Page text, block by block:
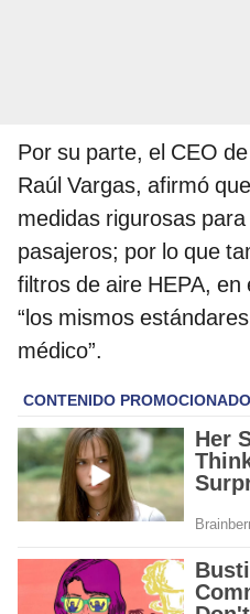
Por su parte, el CEO
Raúl Vargas, afirmó
medidas rigurosas
pasajeros; por lo que
filtros de aire HEPA,
“los mismos
médico”.